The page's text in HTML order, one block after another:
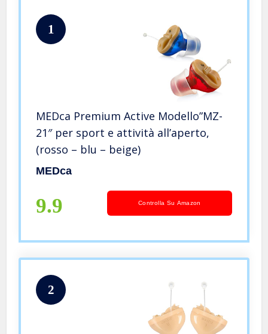
1
MEDca Premium Active Modello”MZ-
21″ per sport e attività all’aperto,
(rosso – blu – beige)
MEDca
9.9 Controlla Su Amazon
2